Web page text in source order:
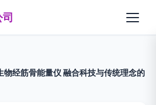
物经筋骨能量仪 融合科技与传统理念的